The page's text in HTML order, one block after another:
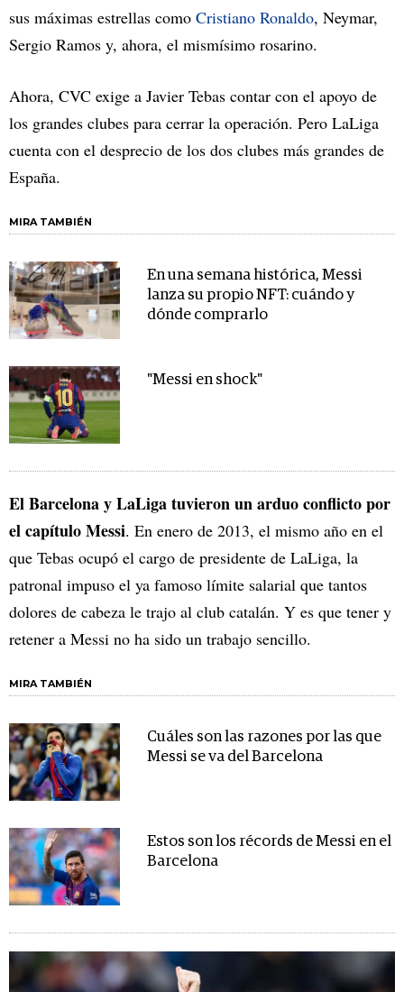
sus máximas estrellas como Cristiano Ronaldo, Neymar,
Sergio Ramos y, ahora, el mismísimo rosarino.
Ahora, CVC exige a Javier Tebas contar con el apoyo de
los grandes clubes para cerrar la operación. Pero LaLiga
cuenta con el desprecio de los dos clubes más grandes de
España.
MIRA TAMBIÉN
En una semana histórica, Messi
lanza su propio NFT: cuándo y
dónde comprarlo
"Messi en shock"
El Barcelona y LaLiga tuvieron un arduo conflicto por
el capítulo Messi. En enero de 2013, el mismo año en el
que Tebas ocupó el cargo de presidente de LaLiga, la
patronal impuso el ya famoso límite salarial que tantos
dolores de cabeza le trajo al club catalán. Y es que tener y
retener a Messi no ha sido un trabajo sencillo.
MIRA TAMBIÉN
Cuáles son las razones por las que
Messi se va del Barcelona
Estos son los récords de Messi en el
Barcelona